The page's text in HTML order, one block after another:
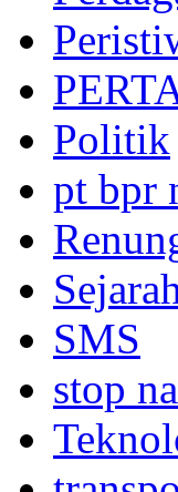
Politik
pt bpr
SMS
stop